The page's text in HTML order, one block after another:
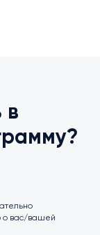
в
о вас/вашей